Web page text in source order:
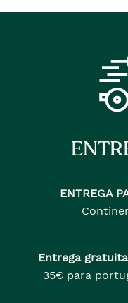
era
ENTREGA
Entrega
35€ para